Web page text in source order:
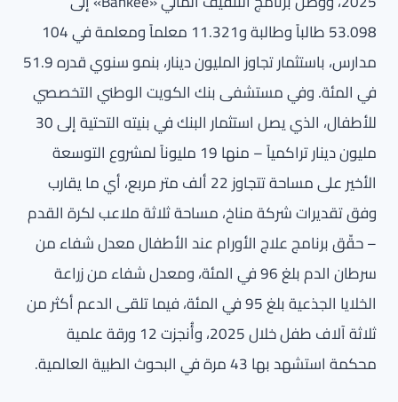
53.098 طالباً وطالبة و11.321 معلماً ومعلمة في 104
مدارس، باستثمار تجاوز المليون دينار، بنمو سنوي قدره 51.9
في المئة. وفي مستشفى بنك الكويت الوطني التخصصي
للأطفال، الذي يصل استثمار البنك في بنيته التحتية إلى 30
مليون دينار تراكمياً – منها 19 مليوناً لمشروع التوسعة
الأخير على مساحة تتجاوز 22 ألف متر مربع، أي ما يقارب
وفق تقديرات شركة مناخ، مساحة ثلاثة ملاعب لكرة القدم
– حقّق برنامج علاج الأورام عند الأطفال معدل شفاء من
سرطان الدم بلغ 96 في المئة، ومعدل شفاء من زراعة
الخلايا الجذعية بلغ 95 في المئة، فيما تلقى الدعم أكثر من
ثلاثة آلاف طفل خلال 2025، وأُنجزت 12 ورقة علمية
محكمة استشهد بها 43 مرة في البحوث الطبية العالمية.